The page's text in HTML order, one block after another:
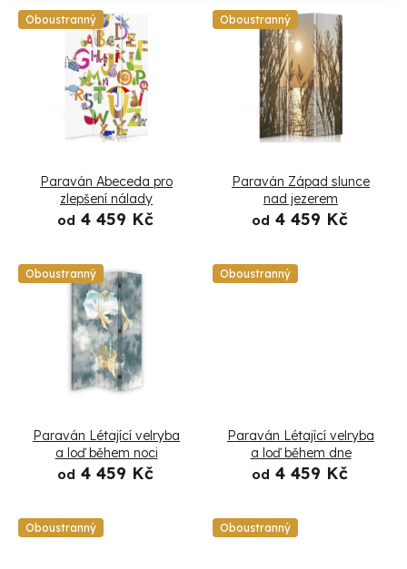
n
k
V
o
Oboustranný
Paraván Abeceda pro
zlepšení nálady
od 4 459 Kč
Oboustranný
Paraván Západ slunce
nad jezerem
od 4 459 Kč
Oboustranný
Paraván Létající velryba
a loď během noci
od 4 459 Kč
Oboustranný
Paraván Létající velryba
a loď během dne
od 4 459 Kč
Oboustranný Oboustranný